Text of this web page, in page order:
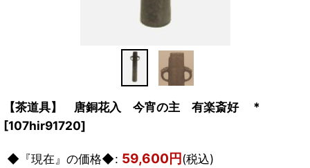
【茶道具】 唐銅花入 今宵の主 有楽斎好 *
[107hir91720]
◆『現在』の価格◆: 59,600円(税込)